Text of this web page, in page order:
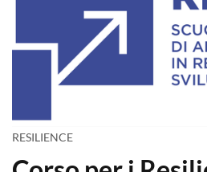
RESILIENCE